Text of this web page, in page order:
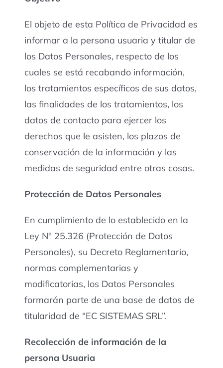
El objeto de esta Política de Privacidad es
informar a la persona usuaria y titular de
los Datos Personales, respecto de los
cuales se está recabando información,
los tratamientos específicos de sus datos,
las finalidades de los tratamientos, los
datos de contacto para ejercer los
derechos que le asisten, los plazos de
conservación de la información y las
medidas de seguridad entre otras cosas.
Protección de Datos Personales
En cumplimiento de lo establecido en la
Ley N° 25.326 (Protección de Datos
Personales), su Decreto Reglamentario,
normas complementarias y
modificatorias, los Datos Personales
formarán parte de una base de datos de
titularidad de “EC SISTEMAS SRL”.
Recolección de información de la
persona Usuaria